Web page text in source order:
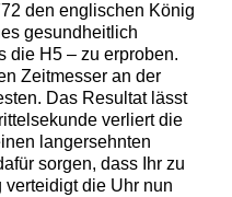
den englischen König
gesundheitlich
die H5 – zu erproben.
Zeitmesser an der
Das Resultat lässt
verliert die
langersehnten
sorgen, dass Ihr zu
verteidigt die Uhr nun